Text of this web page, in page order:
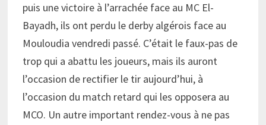
puis une victoire à l’arrachée face au MC El-
Bayadh, ils ont perdu le derby algérois face au
Mouloudia vendredi passé. C’était le faux-pas de
trop qui a abattu les joueurs, mais ils auront
l’occasion de rectifier le tir aujourd’hui, à
l’occasion du match retard qui les opposera au
MCO. Un autre important rendez-vous à ne pas